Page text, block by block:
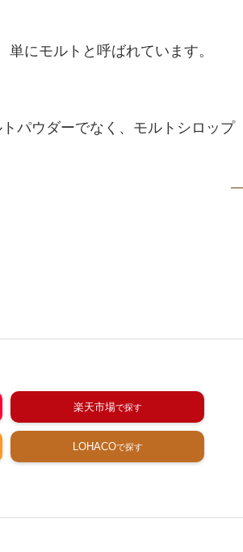
にモルトと呼ばれています。
パウダーでなく、モルトシロップ
楽天市場
LOHACO